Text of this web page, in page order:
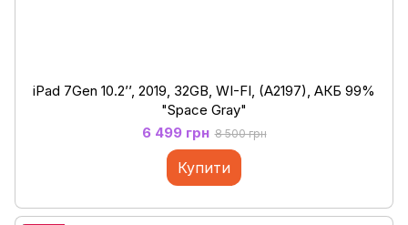
iPad 7Gen 10.2’’, 2019, 32GB, WI-FI, (A2197), АКБ 99%
"Space Gray"
6 499 грн 8 500 грн
Купити